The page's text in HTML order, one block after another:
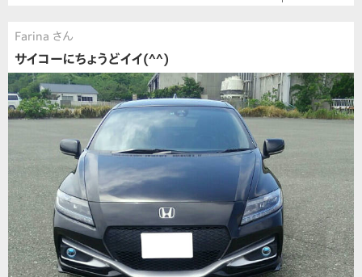
Farina さん
サイコーにちょうどイイ(^^)